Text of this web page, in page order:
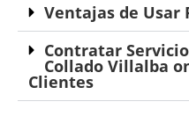
Ventajas de Usar
Contratar
Collado Villalba
Clientes